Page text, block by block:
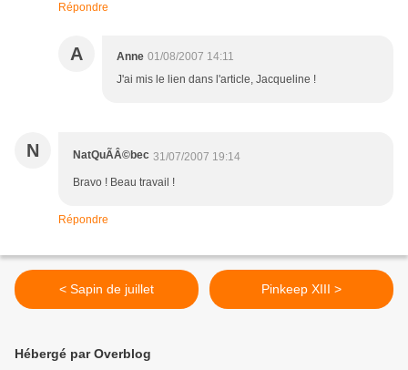
Répondre
A Anne 01/08/2007 14:11
J'ai mis le lien dans l'article, Jacqueline !
N NatQuÃÂ©bec 31/07/2007 19:14
Bravo ! Beau travail !
Répondre
< Sapin de juillet Pinkeep XIII >
Hébergé par Overblog